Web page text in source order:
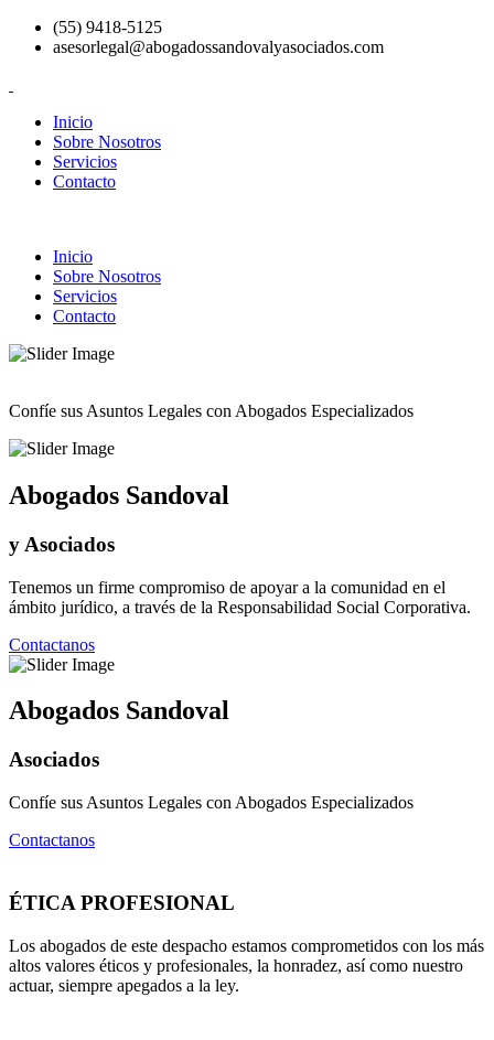
(55) 9418-5125
asesorlegal@abogadossandovalyasociados.com
Inicio
Sobre Nosotros
Servicios
Contacto
Inicio
Sobre Nosotros
Servicios
Contacto
Confíe sus Asuntos Legales con Abogados Especializados
Abogados Sandoval
y Asociados
Tenemos un firme compromiso de apoyar a la comunidad en el
ámbito jurídico, a través de la Responsabilidad Social Corporativa.
Contactanos
Abogados Sandoval
Asociados
Confíe sus Asuntos Legales con Abogados Especializados
Contactanos
ÉTICA PROFESIONAL
Los abogados de este despacho estamos comprometidos con los más
altos valores éticos y profesionales, la honradez, así como nuestro
actuar, siempre apegados a la ley.